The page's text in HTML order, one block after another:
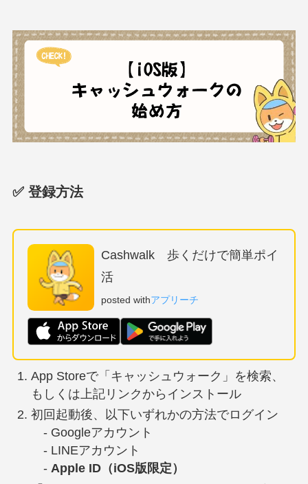
✅ 登録方法
Cashwalk 歩くだけで簡単ポイ
活
posted withアプリーチ
App Storeで「キャッシュウォーク」を検索、
もしくは上記リンクからインストール
初回起動後、以下いずれかの方法でログイン
- Googleアカウント
- LINEアカウント
- Apple ID（iOS版限定）